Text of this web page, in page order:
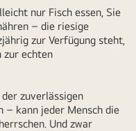
nur Fisch essen, Sie
– die riesige
zur Verfügung steht,
zur echten
zuverlässigen
– kann jeder Mensch die
Und zwar